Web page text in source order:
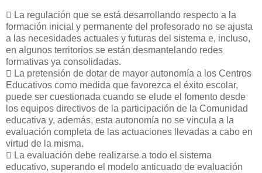
􀁺 La regulación que se está desarrollando respecto a la
formación inicial y permanente del profesorado no se ajusta
a las necesidades actuales y futuras del sistema e, incluso,
en algunos territorios se están desmantelando redes
formativas ya consolidadas.
􀁺 La pretensión de dotar de mayor autonomía a los Centros
Educativos como medida que favorezca el éxito escolar,
puede ser cuestionada cuando se elude el fomento desde
los equipos directivos de la participación de la Comunidad
educativa y, además, esta autonomía no se vincula a la
evaluación completa de las actuaciones llevadas a cabo en
virtud de la misma.
􀁺 La evaluación debe realizarse a todo el sistema
educativo, superando el modelo anticuado de evaluación